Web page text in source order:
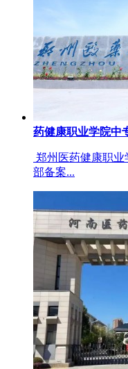
药健康职业学院中
郑州医药健康职
部备案...